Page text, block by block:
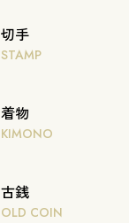
切手
STAMP
着物
KIMONO
古銭
OLD COIN